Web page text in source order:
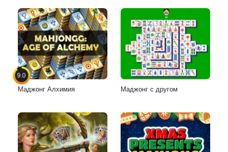
9.0
Маджонг Алхимия Маджонг с другом